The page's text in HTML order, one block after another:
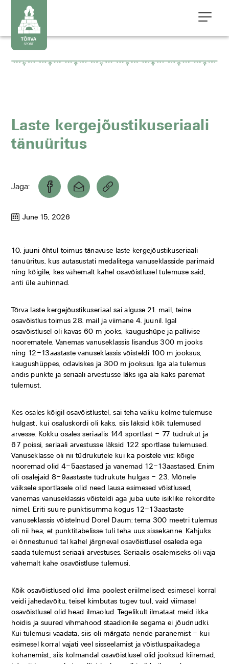
Laste kergejõustikuseriaali
tänuüritus
Jaga:
June 15, 2026
10. juuni õhtul toimus tänavuse laste kergejõustikuseriaali
tänuüritus, kus autasustati medalitega vanuseklasside parimaid
ning kõigile, kes vähemalt kahel osavõistlusel tulemuse said,
anti üle auhinnad.
Tõrva laste kergejõustikuseriaal sai alguse 21. mail, teine
osavõistlus toimus 28. mail ja viimane 4. juunil. Igal
osavõistlusel oli kavas 60 m jooks, kaugushüpe ja pallivise
noorematele. Vanemas vanuseklassis lisandus 300 m jooks
ning 12–13aastaste vanuseklassis võisteldi 100 m jooksus,
kaugushüppes, odaviskes ja 300 m jooksus. Iga ala tulemus
andis punkte ja seriaali arvestusse läks iga ala kaks paremat
tulemust.
Kes osales kõigil osavõistlustel, sai teha valiku kolme tulemuse
hulgast, kui osaluskordi oli kaks, siis läksid kõik tulemused
arvesse. Kokku osales seriaalis 144 sportlast – 77 tüdrukut ja
67 poissi, seriaali arvestusse läksid 122 sportlase tulemused.
Vanuseklasse oli nii tüdrukutele kui ka poistele viis: kõige
nooremad olid 4–5aastased ja vanemad 12–13aastased. Enim
oli osalejaid 8–9aastaste tüdrukute hulgas – 23. Mõnele
väiksele sportlasele olid need lausa esimesed võistlused,
vanemas vanuseklassis võisteldi aga juba uute isiklike rekordite
nimel. Eriti suure punktisumma kogus 12–13aastaste
vanuseklassis võistelnud Dorel Daum: tema 300 meetri tulemus
oli nii hea, et punktitabelisse tuli teha uus sissekanne. Kahjuks
ei õnnestunud tal kahel järgneval osavõistlusel osaleda ega
saada tulemust seriaali arvestuses. Seriaalis osalemiseks oli vaja
vähemalt kahe osavõistluse tulemusi.
Kõik osavõistlused olid ilma poolest eriilmelised: esimesel korral
veidi jahedavõitu, teisel kimbutas tugev tuul, vaid viimasel
osavõistlusel olid head ilmaolud. Tegelikult ilmataat meid ikka
hoidis ja suured vihmahood staadionile segama ei jõudnudki.
Kui tulemusi vaadata, siis oli märgata nende paranemist – kui
esimesel korral vajati veel sisseelamist ja võistluspaikadega
kohanemist, siis kolmandal osavõistlusel olid jooksud kiiremad,